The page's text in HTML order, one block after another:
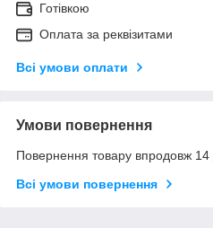
Готівкою
Оплата за реквізитами
Всі умови оплати
Умови повернення
Повернення товару впродовж 14
Всі умови повернення